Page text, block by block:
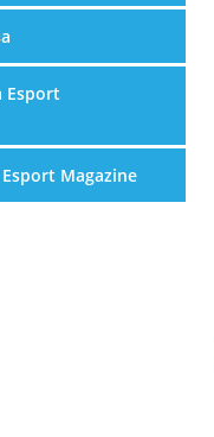
Esport
Magazine